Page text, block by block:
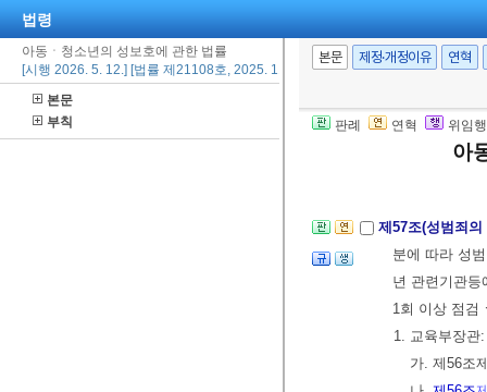
법령
아동ㆍ청소년의 성보호에 관한 법률
[시행 2026. 5. 12.] [법률 제21108호, 2025. 11. 11., 타법개정]
본문
부칙
본문 제정·개정이유 연혁
판례 연혁 위임
아
[제목개정
359(2016. 7.
된 이 조 제1
제57조(성범죄
분에 따라 성
년 관련기관
1회 이상 점검
1. 교육부장관
가. 제56조